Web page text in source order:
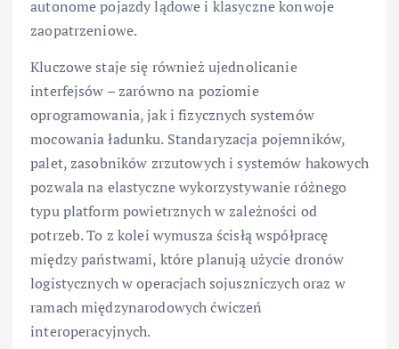
autonome pojazdy lądowe i klasyczne konwoje
zaopatrzeniowe.
Kluczowe staje się również ujednolicanie
interfejsów – zarówno na poziomie
oprogramowania, jak i fizycznych systemów
mocowania ładunku. Standaryzacja pojemników,
palet, zasobników zrzutowych i systemów hakowych
pozwala na elastyczne wykorzystywanie różnego
typu platform powietrznych w zależności od
potrzeb. To z kolei wymusza ścisłą współpracę
między państwami, które planują użycie dronów
logistycznych w operacjach sojuszniczych oraz w
ramach międzynarodowych ćwiczeń
interoperacyjnych.